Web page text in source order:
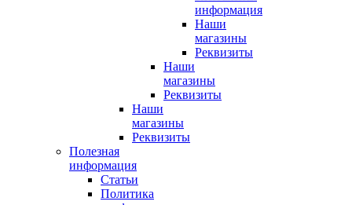
информация
Наши
магазины
Реквизиты
Наши
магазины
Реквизиты
Наши
магазины
Реквизиты
Полезная
информация
Статьи
Политика